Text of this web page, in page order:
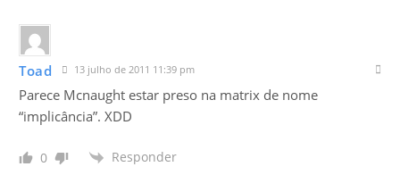
Toad 13 julho de 2011 11:39 pm
Parece Mcnaught estar preso na matrix de nome
“implicância”. XDD
0 Responder